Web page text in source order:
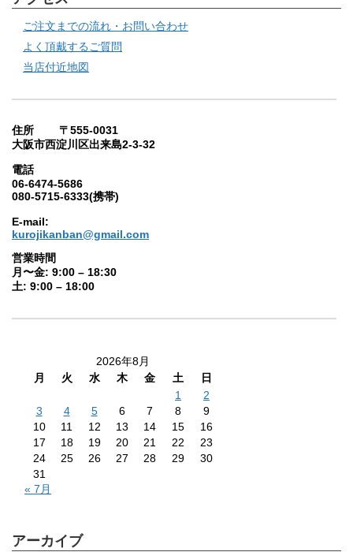
ご注文までの流れ・お問い合わせ
よく頂戴するご質問
当店付近地図
住所 〒555-0031
大阪市西淀川区出来島2-3-32
電話
06-6474-5686
080-5715-6333(携帯)
E-mail:
kurojikanban@gmail.com
営業時間
月〜金: 9:00 – 18:30
土: 9:00 – 18:00
2026年8月
月
火 水 木 金 土
日
1
2
3
4 5 6 7 8
9
10
11 12 13 14 15
16
17
18 19 20 21 22
23
24
25 26 27 28 29
30
31
« 7月
アーカイブ